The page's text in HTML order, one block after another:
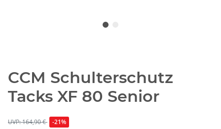
CCM Schulterschutz
Tacks XF 80 Senior
UVP: 164,90 € -21%